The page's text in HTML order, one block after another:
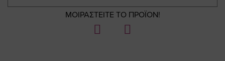
ΜΟΙΡΑΣΤΕΙΤΕ ΤΟ ΠΡΟΪΟΝ!